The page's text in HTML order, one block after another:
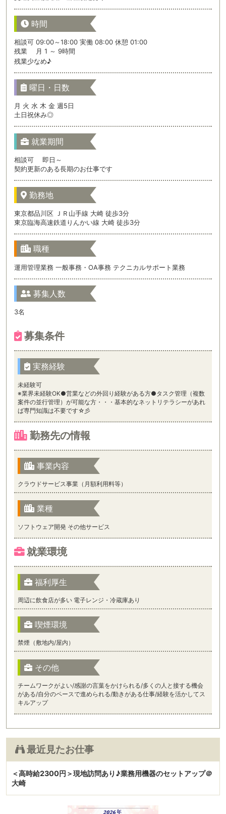
時間
相談可 09:00～18:00 実働 08:00 休憩 01:00
残業 月 1 ～ 9時間
残業少なめ♪
曜日・日数
月 火 水 木 金 週5日
土日祝休み◎
就業期間
相談可 即日～
契約更新のある長期のお仕事です
勤務地
東京都品川区 ＪＲ山手線 大崎 徒歩3分
東京臨海高速鉄道りんかい線 大崎 徒歩3分
職種
運用管理業務 一般事務・OA事務 テクニカルサポート業務
募集人数
3名
募集条件
実務経験
未経験可
※業界未経験OK●営業などの外回り経験がある方●タスク管理（複数
案件の並行管理）が可能な方・・・基本的なネットリテラシーがあれ
ば専門知識は不要です☆彡
勤務先の情報
事業内容
クラウドサービス事業（月額利用料等）
業種
ソフトウェア開発 その他サービス
就業環境
福利厚生
周辺に飲食店が多い 電子レンジ・冷蔵庫あり
喫煙環境
禁煙（敷地内/屋内）
その他
チームワークがよい/感謝の言葉をかけられる/多くの人と接する機会
がある/自分のペースで進められる/動きがある仕事/経験を活かしてス
キルアップ
最近見たお仕事
＜高時給2300円＞現地訪問あり♪業務用機器のセットアップ＠
大崎